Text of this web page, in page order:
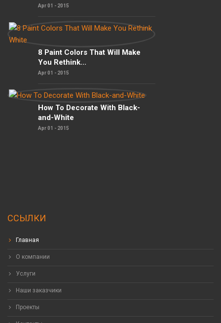
Apr 01 - 2015
8 Paint Colors That Will Make
You Rethink...
Apr 01 - 2015
How To Decorate With Black-
and-White
Apr 01 - 2015
ССЫЛКИ
Главная
О компании
Услуги
Наши заказчики
Проекты